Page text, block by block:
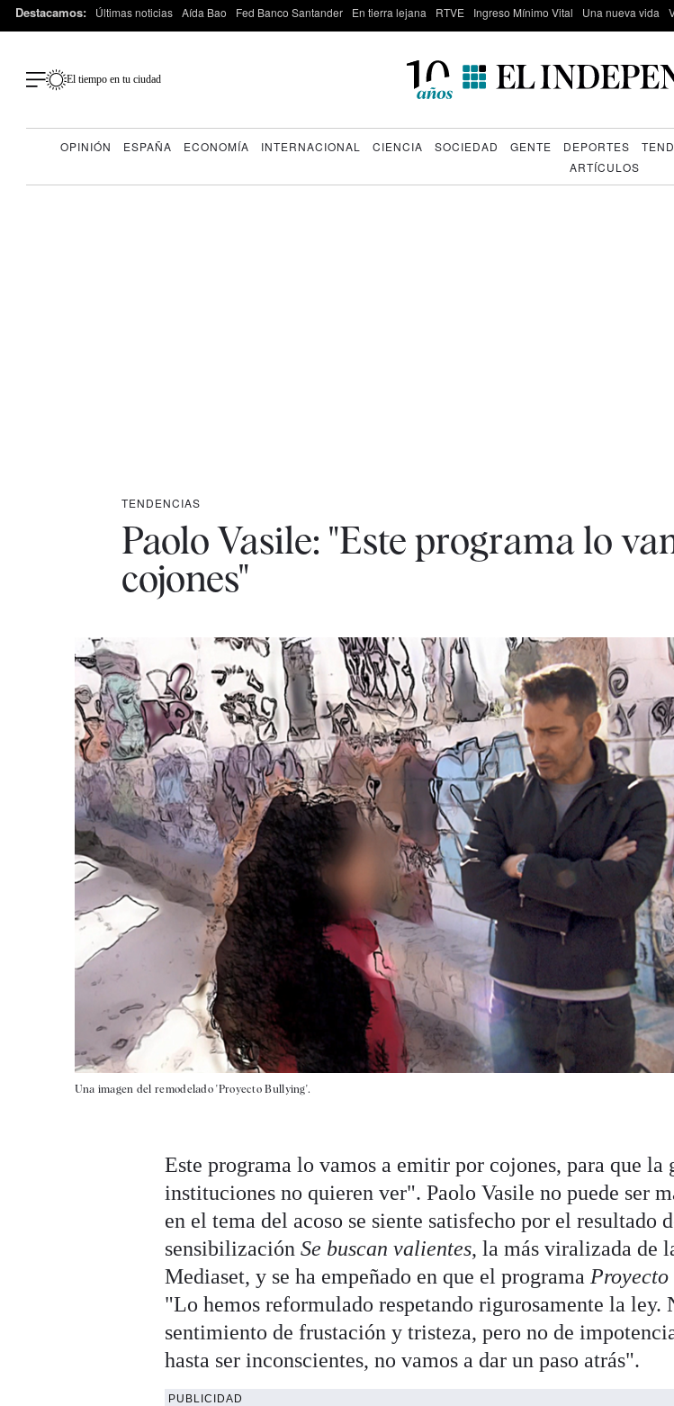
Destacamos: Últimas noticias Aída Bao Fed Banco Santander En tierra lejana RTVE Ingreso Mínimo Vital Una nueva vida
El tiempo en tu ciudad
OPINIÓN ESPAÑA ECONOMÍA INTERNACIONAL CIENCIA SOCIEDAD GENTE DEPORTES
ARTÍCULOS
TENDENCIAS
Paolo Vasile: "Este programa lo
cojones"
Una imagen del remodelado 'Proyecto Bullying'.
Este programa lo vamos a emitir por cojones, para que la
instituciones no quieren ver". Paolo Vasile no puede ser
en el tema del acoso se siente satisfecho por el resultado
sensibilización Se buscan valientes, la más viralizada de
Mediaset, y se ha empeñado en que el programa
"Lo hemos reformulado respetando rigurosamente la ley.
sentimiento de frustación y tristeza, pero no de
hasta ser inconscientes, no vamos a dar un paso atrás".
PUBLICIDAD